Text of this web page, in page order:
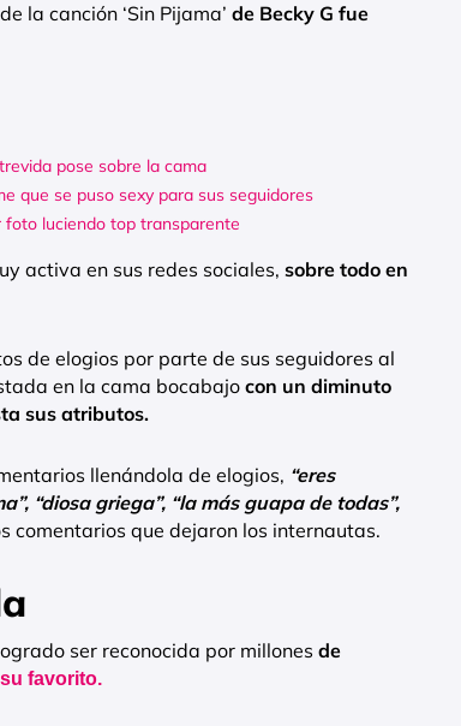
la canción ‘Sin Pijama’ de Becky G fue
pose sobre la cama
que se puso sexy para sus seguidores
foto luciendo top transparente
activa en sus redes sociales, sobre todo en
de elogios por parte de sus seguidores al
en la cama bocabajocon un diminuto
sus atributos.
llenándola de elogios, “eres
“diosa griega”, “la más guapa de todas”,
comentarios que dejaron los internautas.
ser reconocida por millones de
favorito.